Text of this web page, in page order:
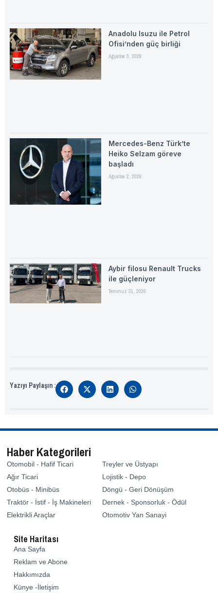
Anadolu Isuzu ile Petrol
Ofisi’nden güç birliği
Ağustos 3, 2026
Mercedes-Benz Türk’te
Heiko Selzam göreve
başladı
Ağustos 2, 2026
Aybir filosu Renault Trucks
ile güçleniyor
Temmuz 31, 2026
Yazıyı Paylaşın :
Haber Kategorileri
Otomobil - Hafif Ticari
Ağır Ticari
Otobüs - Minibüs
Traktör - İstif - İş Makineleri
Elektrikli Araçlar
Treyler ve Üstyapı
Lojistik - Depo
Döngü - Geri Dönüşüm
Dernek - Sponsorluk - Ödül
Otomotiv Yan Sanayi
Site Haritası
Ana Sayfa
Reklam ve Abone
Hakkımızda
Künye -İletişim